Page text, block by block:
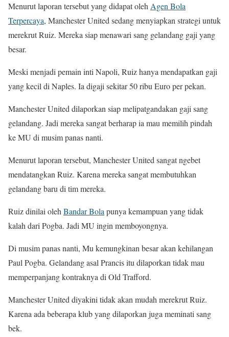
Menurut laporan tersebut yang didapat olehAgen Bola
Terpercaya, Manchester United sedang menyiapkan strategi untuk
merekrut Ruiz. Mereka siap menawari sang gelandang gaji yang
besar.
Meski menjadi pemain inti Napoli, Ruiz hanya mendapatkan gaji
yang kecil di Naples. Ia digaji sekitar 50 ribu Euro per pekan.
Manchester United dilaporkan siap melipatgandakan gaji sang
gelandang. Jadi mereka sangat berharap ia mau memilih pindah
ke MU di musim panas nanti.
Menurut laporan tersebut, Manchester United sangat ngebet
mendatangkan Ruiz. Karena mereka sangat membutuhkan
gelandang baru di tim mereka.
Ruiz dinilai olehBandar Bolapunya kemampuan yang tidak
kalah dari Pogba. Jadi MU ingin memboyongnya.
Di musim panas nanti, Mu kemungkinan besar akan kehilangan
Paul Pogba. Gelandang asal Prancis itu dilaporkan tidak mau
memperpanjang kontraknya di Old Trafford.
Manchester United diyakini tidak akan mudah merekrut Ruiz.
Karena ada beberapa klub yang dilaporkan juga meminati sang
bek.